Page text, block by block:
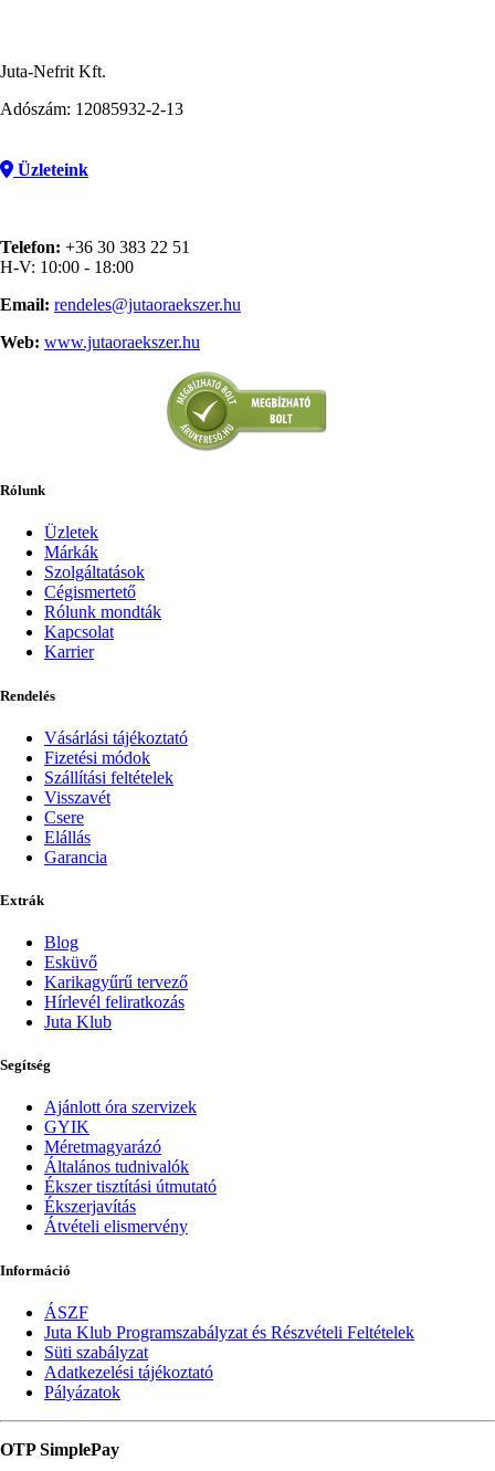
Juta-Nefrit Kft.
Adószám: 12085932-2-13
Üzleteink
Telefon: +36 30 383 22 51
H-V: 10:00 - 18:00
Email: rendeles@jutaoraekszer.hu
Web: www.jutaoraekszer.hu
Rólunk
Üzletek
Márkák
Szolgáltatások
Cégismertető
Rólunk mondták
Kapcsolat
Karrier
Rendelés
Vásárlási tájékoztató
Fizetési módok
Szállítási feltételek
Visszavét
Csere
Elállás
Garancia
Extrák
Blog
Esküvő
Karikagyűrű tervező
Hírlevél feliratkozás
Juta Klub
Segítség
Ajánlott óra szervizek
GYIK
Méretmagyarázó
Általános tudnivalók
Ékszer tisztítási útmutató
Ékszerjavítás
Átvételi elismervény
Információ
ÁSZF
Juta Klub Programszabályzat és Részvételi Feltételek
Süti szabályzat
Adatkezelési tájékoztató
Pályázatok
OTP SimplePay